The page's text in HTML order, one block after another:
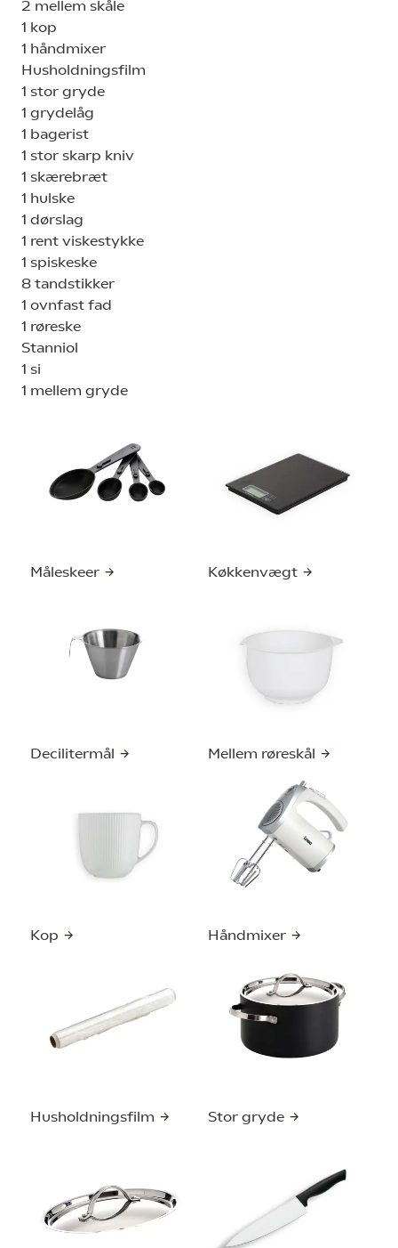
2 mellem skåle
1 kop
1 håndmixer
Husholdningsfilm
1 stor gryde
1 grydelåg
1 bagerist
1 stor skarp kniv
1 skærebræt
1 hulske
1 dørslag
1 rent viskestykke
1 spiskeske
8 tandstikker
1 ovnfast fad
1 røreske
Stanniol
1 si
1 mellem gryde
Måleskeer Køkkenvægt
Decilitermål Mellem røreskål
Kop Håndmixer
Husholdningsfilm Stor gryde